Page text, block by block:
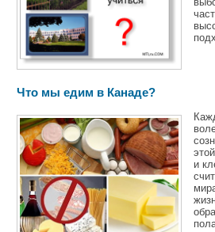
Что мы едим в Канаде?
и